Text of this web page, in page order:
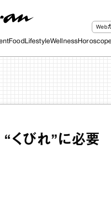
Food LifestyleWellness
Web
くびれ”に必要